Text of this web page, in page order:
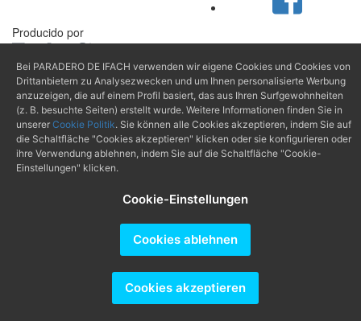
Producido por
Bei PARADERO DE IFACH verwenden wir eigene Cookies und Cookies von
Drittanbietern zu Analysezwecken und um Ihnen personalisierte Werbung
anzuzeigen, die auf einem Profil basiert, das aus Ihren Surfgewohnheiten
(z. B. besuchte Seiten) erstellt wurde. Weitere Informationen finden Sie in
unserer Cookie Politik. Sie können alle Cookies akzeptieren, indem Sie auf
die Schaltfläche "Cookies akzeptieren" klicken oder sie konfigurieren oder
ihre Verwendung ablehnen, indem Sie auf die Schaltfläche "Cookie-
Einstellungen" klicken.
Cookie-Einstellungen
Cookies ablehnen
Cookies akzeptieren